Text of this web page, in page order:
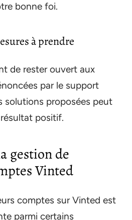
bonne foi.
à prendre
de rester ouvert aux
par le support
solutions proposées peut
positif.
gestion de
Vinted
comptes sur Vinted est
parmi certains